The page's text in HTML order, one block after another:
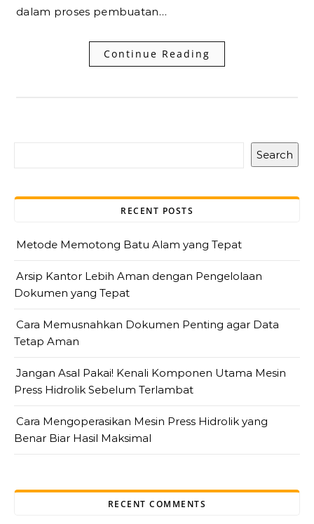
dalam proses pembuatan…
Continue Reading
Search
RECENT POSTS
Metode Memotong Batu Alam yang Tepat
Arsip Kantor Lebih Aman dengan Pengelolaan
Dokumen yang Tepat
Cara Memusnahkan Dokumen Penting agar Data
Tetap Aman
Jangan Asal Pakai! Kenali Komponen Utama Mesin
Press Hidrolik Sebelum Terlambat
Cara Mengoperasikan Mesin Press Hidrolik yang
Benar Biar Hasil Maksimal
RECENT COMMENTS